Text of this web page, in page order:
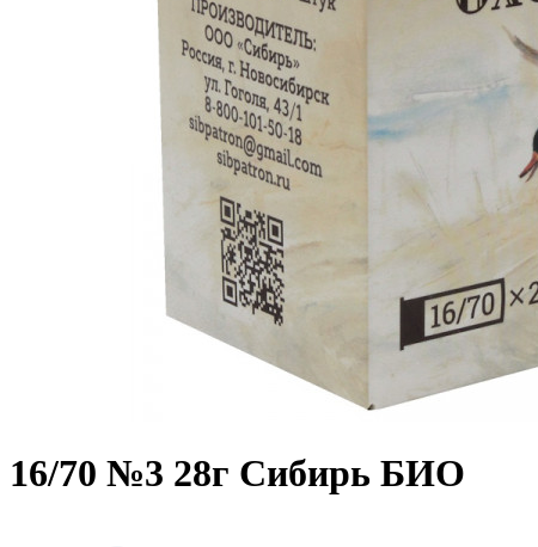
16/70 №3 28г Сибирь БИО